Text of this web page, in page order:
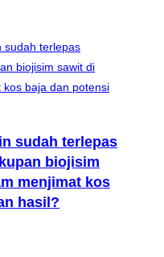
sudah terlepas
biojisim
menjimat kos
hasil?